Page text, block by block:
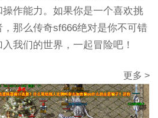
作能力。如果你是一个喜欢挑
那么传奇sf666绝对是你不可错
我们的世界，一起冒险吧！
更多 >